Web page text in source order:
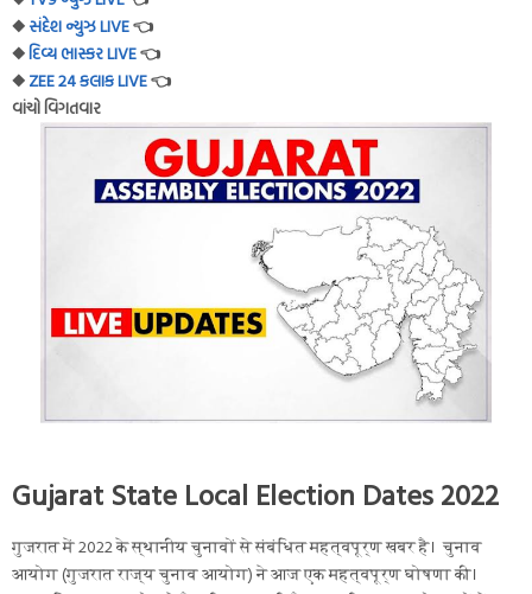
◆સંદેશ ન્યુઝ LIVE👈
◆દિવ્ય ભાસ્કર LIVE👈
◆ZEE 24 કલાક LIVE👈
વાંચો વિગતવાર
Gujarat State Local Election Dates 2022
गुजरात में 2022 के स्थानीय चुनावों से संबंधित महत्वपूर्ण खबर है। चुनाव
आयोग (गुजरात राज्य चुनाव आयोग) ने आज एक महत्वपूर्ण घोषणा की।